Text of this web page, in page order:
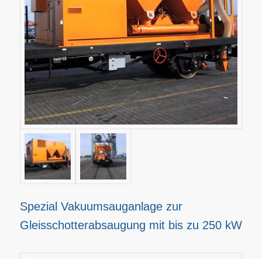
Spezial Vakuumsauganlage zur
Gleisschotterabsaugung mit bis zu 250 kW